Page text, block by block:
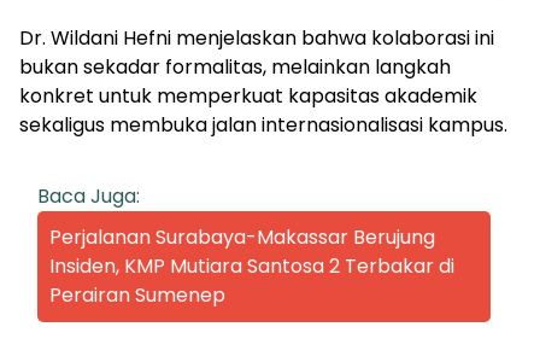
Dr. Wildani Hefni menjelaskan bahwa kolaborasi ini
bukan sekadar formalitas, melainkan langkah
konkret untuk memperkuat kapasitas akademik
sekaligus membuka jalan internasionalisasi kampus.
Baca Juga:
Perjalanan Surabaya-Makassar Berujung
Insiden, KMP Mutiara Santosa 2 Terbakar di
Perairan Sumenep